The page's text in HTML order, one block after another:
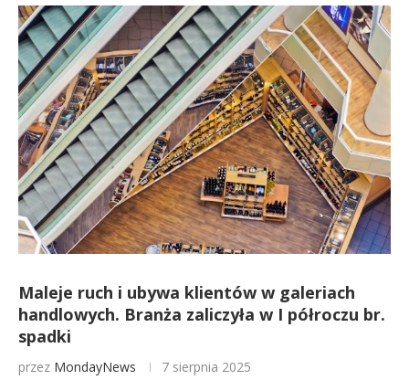
Maleje ruch i ubywa klientów w galeriach
handlowych. Branża zaliczyła w I półroczu br.
spadki
przez MondayNews 7 sierpnia 2025